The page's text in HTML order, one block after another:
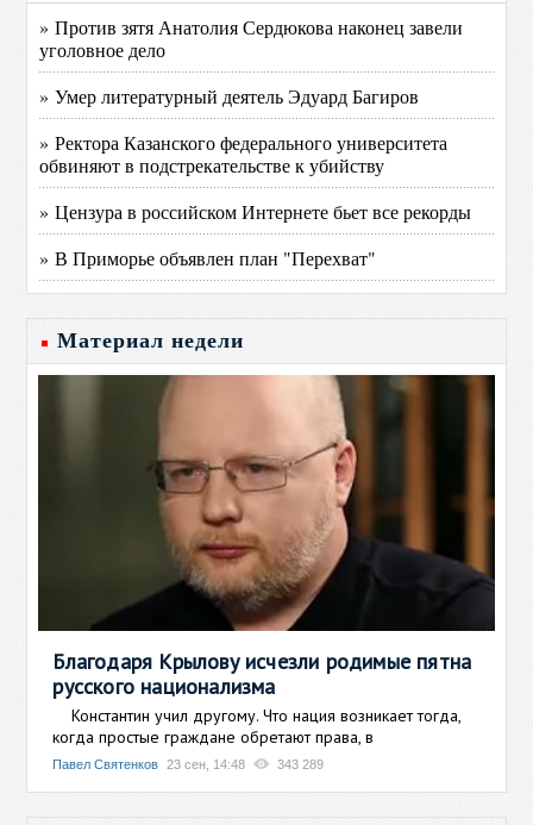
» Против зятя Анатолия Сердюкова наконец завели
уголовное дело
» Умер литературный деятель Эдуард Багиров
» Ректора Казанского федерального университета
обвиняют в подстрекательстве к убийству
» Цензура в российском Интернете бьет все рекорды
» В Приморье объявлен план "Перехват"
Материал недели
Благодаря Крылову исчезли родимые пятна
русского национализма
Константин учил другому. Что нация возникает тогда,
когда простые граждане обретают права, в
Павел Святенков 23 сен, 14:48 343 289